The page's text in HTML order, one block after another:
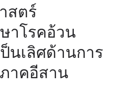
สตร์
าโรคอ้วน
นเลิศด้านการ
าคอีสาน